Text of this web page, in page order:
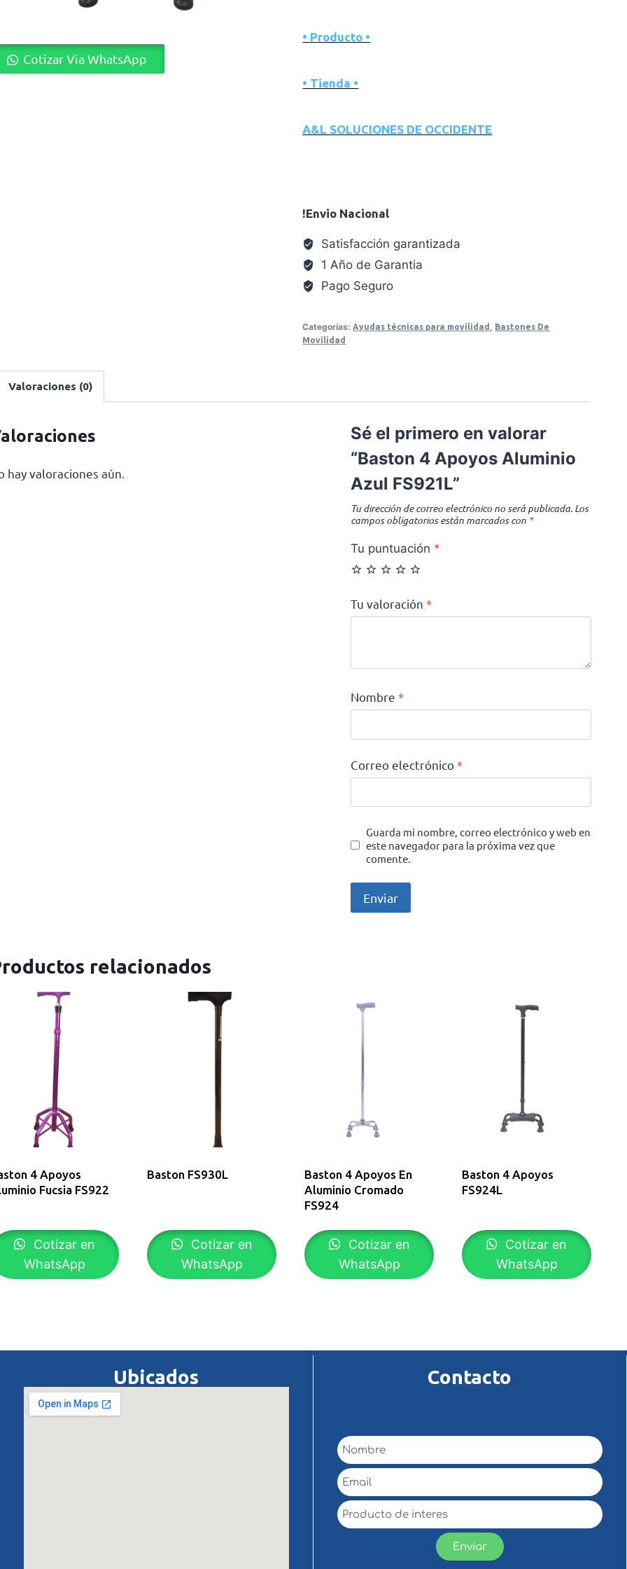
• Producto •
• Tienda •
A&L SOLUCIONES DE OCCIDENTE
!Envio Nacional
Satisfacción garantizada
1 Año de Garantia
Pago Seguro
Categorías:Ayudas técnicas para movilidad , Bastones De
Movilidad
Cotizar Via WhatsApp
Valoraciones (0)
hay valoraciones aún.
Sé el primero en valorar
“Baston 4 Apoyos Aluminio
Azul FS921L”
Tu dirección de correo electrónico no será publicada. Los
campos obligatorios están marcados con *
Tu puntuación *
Tu valoración*
Nombre*
Correo electrónico*
Guarda mi nombre, correo electrónico y web en
este navegador para la próxima vez que
comente.
relacionados
4 Apoyos
Fucsia FS922
Cotizar en
WhatsApp
Baston FS930L
Cotizar en
WhatsApp
Baston 4 Apoyos En
Aluminio Cromado
FS924
Cotizar en
WhatsApp
Baston 4 Apoyos
FS924L
Cotizar en
WhatsApp
Ubicados Contacto
Enviar